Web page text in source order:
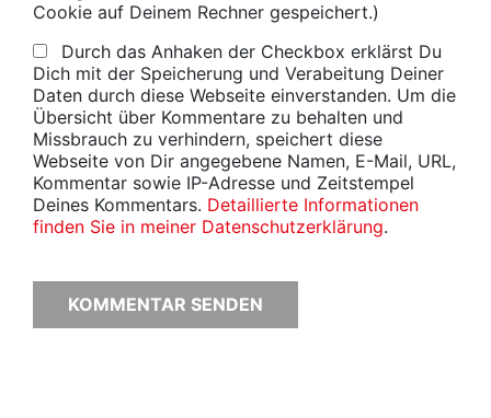
Cookie auf Deinem Rechner gespeichert.)
Durch das Anhaken der Checkbox erklärst Du
Dich mit der Speicherung und Verabeitung Deiner
Daten durch diese Webseite einverstanden. Um die
Übersicht über Kommentare zu behalten und
Missbrauch zu verhindern, speichert diese
Webseite von Dir angegebene Namen, E-Mail, URL,
Kommentar sowie IP-Adresse und Zeitstempel
Deines Kommentars. Detaillierte Informationen
finden Sie in meiner Datenschutzerklärung.